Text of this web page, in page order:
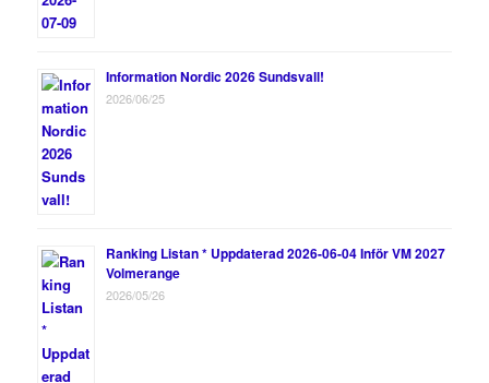
Information Nordic 2026 Sundsvall!
2026/06/25
Ranking Listan * Uppdaterad 2026-06-04 Inför VM 2027
Volmerange
2026/05/26